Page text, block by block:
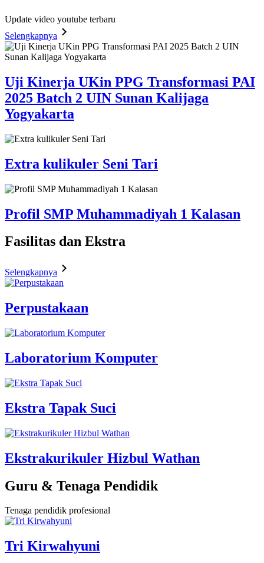
Update video youtube terbaru
Selengkapnya
Uji Kinerja UKin PPG Transformasi PAI
2025 Batch 2 UIN Sunan Kalijaga
Yogyakarta
Extra kulikuler Seni Tari
Profil SMP Muhammadiyah 1 Kalasan
Fasilitas dan Ekstra
Selengkapnya
Perpustakaan
Laboratorium Komputer
Ekstra Tapak Suci
Ekstrakurikuler Hizbul Wathan
Guru & Tenaga Pendidik
Tenaga pendidik profesional
Tri Kirwahyuni